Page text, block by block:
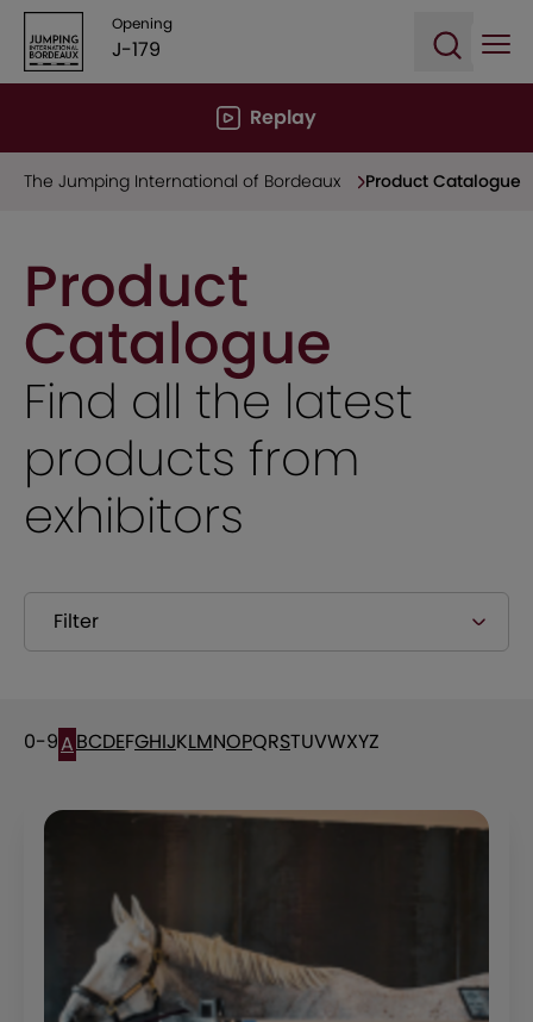
Opening
J-179
Replay
The Jumping International of Bordeaux Product Catalogue
Product
Catalogue
Find all the latest
products from
exhibitors
Filter
0-9ABCDEFGHIJKLMNOPQRSTUVWXYZ